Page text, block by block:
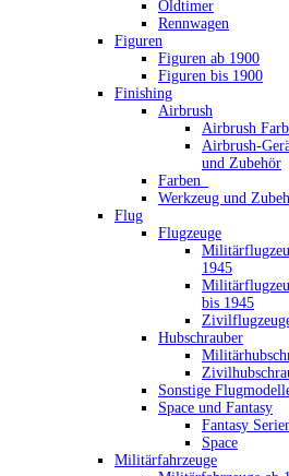
Oldtimer
Rennwagen
Figuren
Figuren ab 1900
Figuren bis 1900
Finishing
Airbrush
Airbrush
Airbrush-
und Zubehör
Farben_
Werkzeug und
Flug
Flugzeuge
1945
bis 1945
Hubschrauber
Sonstige
Space und Fantasy
Fantasy
Space
Militärfahrzeuge